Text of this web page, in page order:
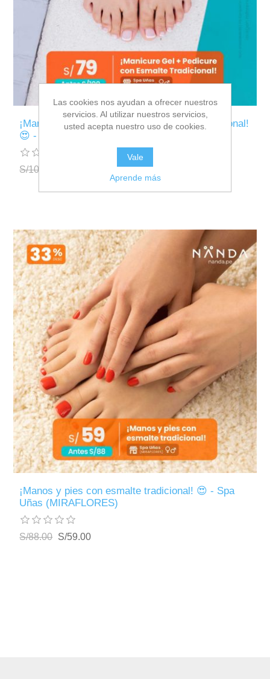
¡Manicure Gel + Pedicure con Esmalte Tradicional!
😍 - Spa Uñas (MIRAFLORES)
S/100.00
¡Manos y pies con esmalte tradicional! 😍 - Spa
Uñas (MIRAFLORES)
S/88.00 S/59.00
Las cookies nos ayudan a ofrecer nuestros
servicios. Al utilizar nuestros servicios,
usted acepta nuestro uso de cookies.
Vale
Aprende más